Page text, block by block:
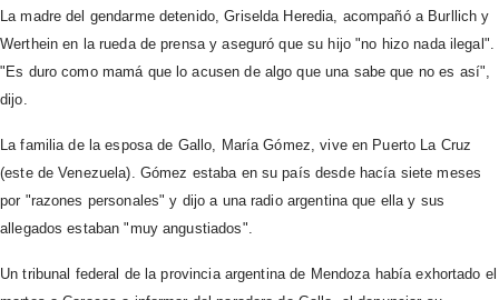
La madre del gendarme detenido, Griselda Heredia, acompañó a Burllich y
Werthein en la rueda de prensa y aseguró que su hijo "no hizo nada ilegal".
"Es duro como mamá que lo acusen de algo que una sabe que no es así",
dijo.
La familia de la esposa de Gallo, María Gómez, vive en Puerto La Cruz
(este de Venezuela). Gómez estaba en su país desde hacía siete meses
por "razones personales" y dijo a una radio argentina que ella y sus
allegados estaban "muy angustiados".
Un tribunal federal de la provincia argentina de Mendoza había exhortado el